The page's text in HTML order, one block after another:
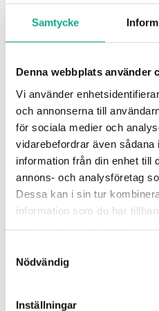
Samtycke
Denna webbplats använder
Vi använder
och annonserna till
för sociala medier och
vidarebefordrar även sådana
information från din enhet till
annons- och analysföretag
Dessa kan i sin tur
information som du har
Nödvändig
Inställningar
Avloppsspolning i
Spolbil som rensar bort
få tillbaka ett jämnt flöde i
Avloppsspolning i